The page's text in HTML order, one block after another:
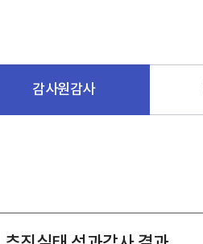
감사원감사